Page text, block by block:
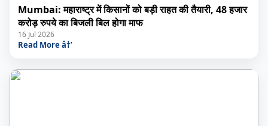
Mumbai: महाराष्ट्र में किसानों को बड़ी राहत की तैयारी, 48 हजार
करोड़ रुपये का बिजली बिल होगा माफ
16 Jul 2026
Read More â†’